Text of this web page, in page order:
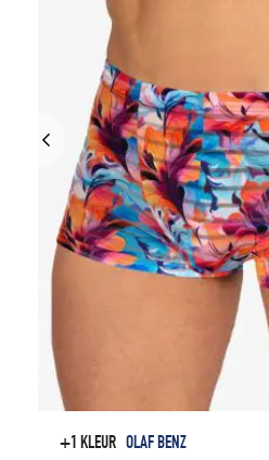
+1 KLEUR OLAF BENZ